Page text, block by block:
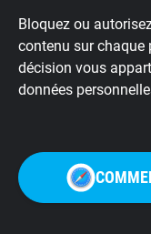
Bloquez ou
contenu sur chaque
décision vous
données